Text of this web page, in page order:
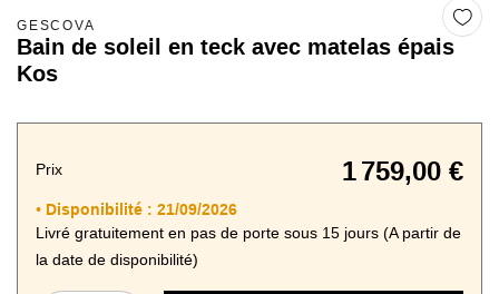
GESCOVA
Bain de soleil en teck avec matelas épais
Kos
Prix 1 759,00 €
• Disponibilité : 21/09/2026
Livré gratuitement en pas de porte sous 15 jours (A partir de
la date de disponibilité)